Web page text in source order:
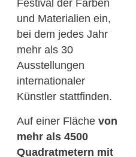
Festival der Farben
und Materialien ein,
bei dem jedes Jahr
mehr als 30
Ausstellungen
internationaler
Künstler stattfinden.
Auf einer Flächevon
mehr als 4500
Quadratmetern mit